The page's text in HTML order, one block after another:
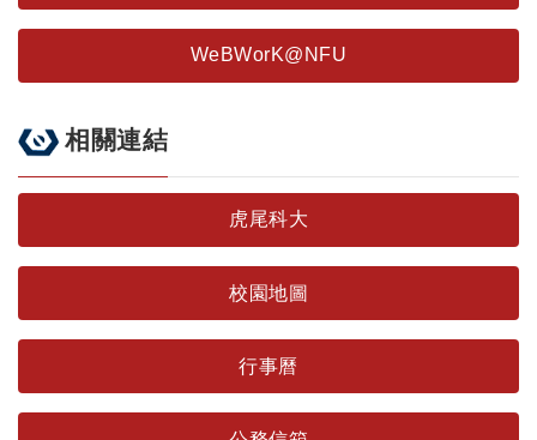
WeBWorK@NFU
相關連結
虎尾科大
校園地圖
行事曆